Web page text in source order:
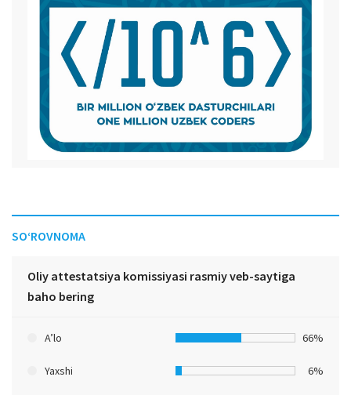
SO‘ROVNOMA
Oliy attestatsiya komissiyasi rasmiy veb-saytiga
baho bering
A’lo 66%
Yaxshi 6%